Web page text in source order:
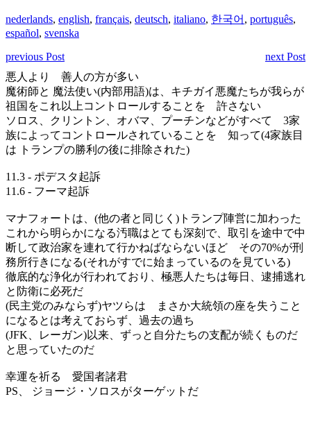
nederlands, english, français, deutsch, italiano, 한국어 , português,
español, svenska
previous Post
next Post
悪人より 善人の方が多い
魔術師と 魔法使い(内部用語)は、キチガイ悪魔たちが我らが
祖国をこれ以上コントロールすることを 許さない
ソロス、クリントン、オバマ、プーチンなどがすべて 3家
族によってコントロールされていることを 知って(4家族目
は トランプの勝利の後に排除された)
11.3 - ポデスタ起訴
11.6 - フーマ起訴
マナフォートは、(他の者と同じく)トランプ陣営に加わった
これから明らかになる汚職はとても深刻で、取引を途中で中
断して政治家を連れて行かねばならないほど その70%が刑
務所行きになる(それがすでに始まっているのを見ている)
徹底的な浄化が行われており、極悪人たちは毎日、逮捕逃れ
と防衛に必死だ
(民主党のみならず)ヤツらは まさか大統領の座を失うこと
になるとは考えておらず、過去の過ち
(JFK、レーガン)以来、ずっと自分たちの支配が続くものだ
と思っていたのだ
幸運を祈る 愛国者諸君
PS、 ジョージ・ソロスがターゲットだ